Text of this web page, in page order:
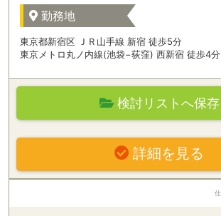
勤務地
東京都新宿区 ＪＲ山手線 新宿 徒歩5分
東京メトロ丸ノ内線(池袋−荻窪) 西新宿 徒歩4分
検討リストへ保存
詳細を見る